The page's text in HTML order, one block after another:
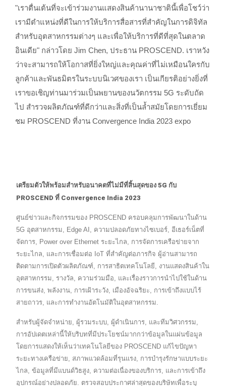
"เราตื่นเต้นที่จะเข้าร่วมงานแสดงสินค้านานาชาตินี้เพื่อโชว์ว่า
เรามีตำแหน่งที่ดีในการให้บริการสื่อสารที่สำคัญในการดิจิทัล
สำหรับอุตสาหกรรมต่างๆ และเพื่อให้บริการที่ดีที่สุดในตลาด
อินเดีย" กล่าวโดย Jim Chen, ประธาน PROSCEND. เราหวัง
ว่าจะสามารถให้โอกาสที่ยิ่งใหญ่และคุณค่าที่ไม่เหมือนใครกับ
ลูกค้าและพันธมิตรในระบบนิเวศของเรา เป็นเกียรติอย่างยิ่งที่
เราขอเชิญท่านมาร่วมเป็นพยานของนวัตกรรม 5G ระดับถัด
ไป สำรวจผลิตภัณฑ์ที่ดีกว่าและสิ่งที่เป็นล้ำสมัยโดยการเยี่ยม
ชม PROSCEND ที่งาน Convergence India 2023 expo
เตรียมตัวให้พร้อมสำหรับอนาคตที่ไม่มีที่สิ้นสุดของ 5G กับ
PROSCEND ที่ Convergence India 2023
ศูนย์ข่าวและกิจกรรมของ PROSCEND ครอบคลุมการพัฒนาในด้าน
5G อุตสาหกรรม, Edge AI, ความปลอดภัยทางไซเบอร์, อีเธอร์เน็ตที่
จัดการ, Power over Ethernet ระยะไกล, การจัดการเครือข่ายจาก
ระยะไกล, และการเชื่อมต่อ IoT ที่สำคัญต่อภารกิจ ผู้อ่านสามารถ
ติดตามการเปิดตัวผลิตภัณฑ์, การสาธิตเทคโนโลยี, งานแสดงสินค้าใน
อุตสาหกรรม, รางวัล, ความร่วมมือ, และเรื่องราวการนำไปใช้ในด้าน
การขนส่ง, พลังงาน, การเฝ้าระวัง, เมืองอัจฉริยะ, การเข้าถึงแบบไร้
สายถาวร, และการทำงานอัตโนมัติในอุตสาหกรรม.
สำหรับผู้จัดจำหน่าย, ผู้รวมระบบ, ผู้ดำเนินการ, และทีมวิศวกรรม,
การอัปเดตเหล่านี้ให้บริบทที่มีประโยชน์มากกว่าข้อมูลในแผ่นข้อมูล
โดยการแสดงให้เห็นว่าเทคโนโลยีของ PROSCEND แก้ไขปัญหา
ระยะทางเครือข่าย, สภาพแวดล้อมที่รุนแรง, การบำรุงรักษาแบบระยะ
ไกล, ข้อมูลที่มีแบนด์วิธสูง, ความต่อเนื่องของบริการ, และการเข้าถึง
อุปกรณ์อย่างปลอดภัย. ตรวจสอบประกาศล่าสุดของบริษัทเพื่อระบุ